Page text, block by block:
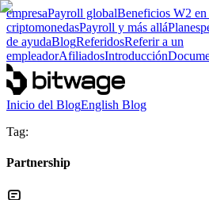
empresaPayroll globalBeneficios W2
criptomonedasPayroll y más alláPlanes
de ayudaBlogReferidosReferir a un
empleadorAfiliadosIntroducción
Inicio del BlogEnglish Blog
Tag:
Partnership